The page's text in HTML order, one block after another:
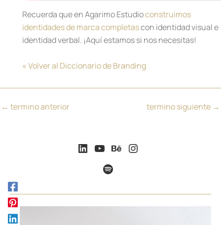
Recuerda que en Agarimo Estudioconstruimos
identidades de marca completascon identidad visual e
identidad verbal. ¡Aquí estamos si nos necesitas!
« Volver al Diccionario de Branding
← termino anterior termino siguiente →
LinkedIn YouTube Behance
Instagram
Spotify